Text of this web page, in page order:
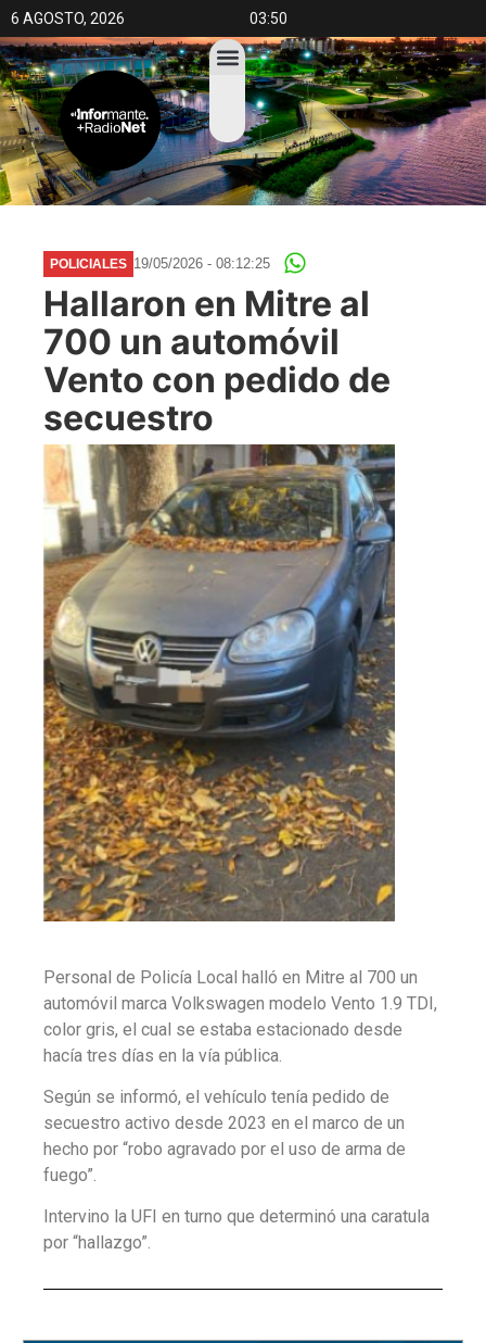
6 AGOSTO, 2026 03:50
POLICIALES 19/05/2026 - 08:12:25
Hallaron en Mitre al
700 un automóvil
Vento con pedido de
secuestro
Personal de Policía Local halló en Mitre al 700 un
automóvil marca Volkswagen modelo Vento 1.9 TDI,
color gris, el cual se estaba estacionado desde
hacía tres días en la vía pública.
Según se informó, el vehículo tenía pedido de
secuestro activo desde 2023 en el marco de un
hecho por “robo agravado por el uso de arma de
fuego”.
Intervino la UFI en turno que determinó una caratula
por “hallazgo”.